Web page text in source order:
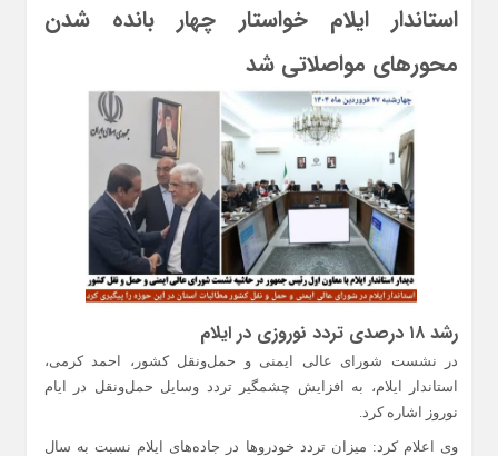
استاندار ایلام خواستار چهار بانده شدن
محورهای مواصلاتی شد
رشد ۱۸ درصدی تردد نوروزی در ایلام
در نشست شورای عالی ایمنی و حمل‌ونقل کشور، احمد کرمی،
استاندار ایلام، به افزایش چشمگیر تردد وسایل حمل‌ونقل در ایام
نوروز اشاره کرد.
وی اعلام کرد: میزان تردد خودروها در جاده‌های ایلام نسبت به سال